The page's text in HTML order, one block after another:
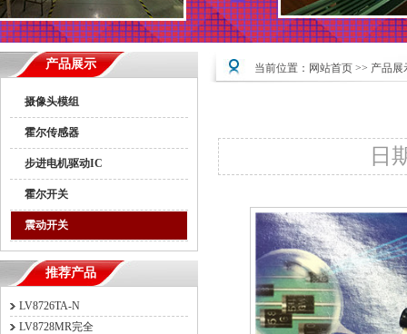
产品展示
摄像头模组
霍尔传感器
步进电机驱动IC
霍尔开关
震动开关
推荐产品
LV8726TA-N
LV8728MR完全
当前位置： 网站首页 >> 产品展
日